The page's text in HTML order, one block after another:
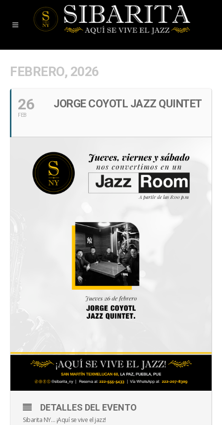
FEBRERO, 2026
26
FEB
JORGE COYOTL JAZZ QUINTET
DETALLES DEL EVENTO
Sibarita NY… ¡Aquí se vive el jazz!